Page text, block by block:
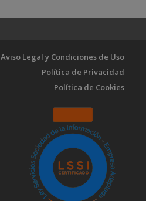
Aviso Legal y Condiciones de Uso
Política de Privacidad
Política de Cookies